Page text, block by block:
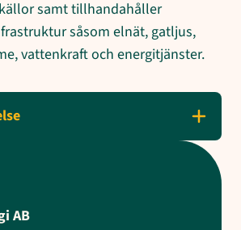
samt tillhandahåller
såsom elnät, gatljus,
vattenkraft och energitjänster.
AB